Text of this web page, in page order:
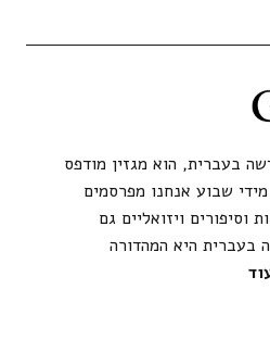
בעברית, הוא מגזין מודפס
שבוע אנחנו מפרסמים
וסיפורים ויזואליים גם
בעברית היא המהדורה